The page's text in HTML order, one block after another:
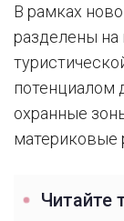
В рамках
разделены на
потенциалом
охранные
материковые
Читайте